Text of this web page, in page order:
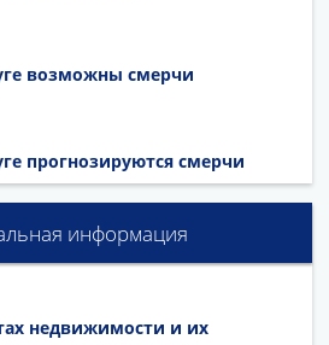
возможны смерчи
прогнозируются смерчи
информация
недвижимости и их